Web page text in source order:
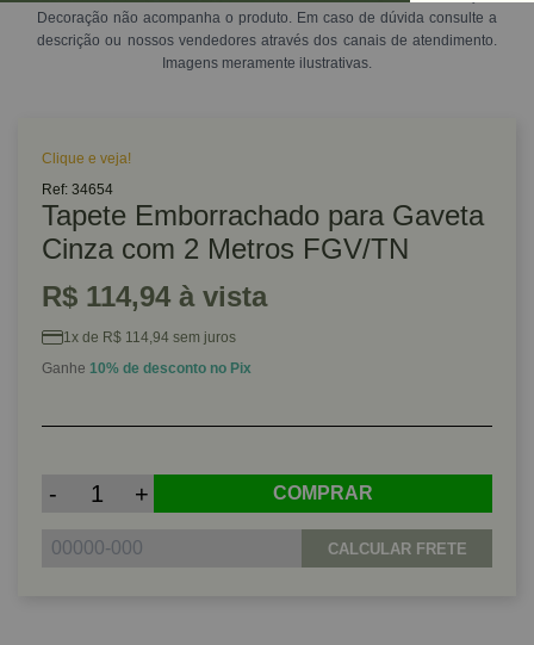
Decoração não acompanha o produto. Em caso de dúvida consulte a
descrição ou nossos vendedores através dos canais de atendimento.
Imagens meramente ilustrativas.
Clique e veja!
Ref: 34654
Tapete Emborrachado para Gaveta
Cinza com 2 Metros FGV/TN
R$ 114,94 à vista
1x de R$ 114,94 sem juros
Ganhe 10% de desconto no Pix
- + COMPRAR
CALCULAR FRETE